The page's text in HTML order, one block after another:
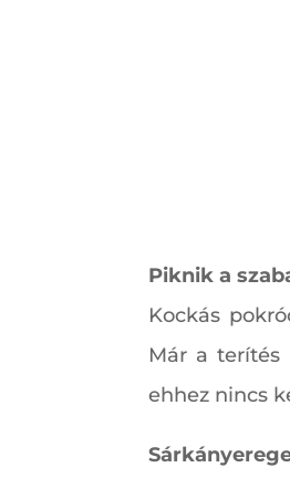
Piknik a
Kockás
Már a terítés
ehhez nincs